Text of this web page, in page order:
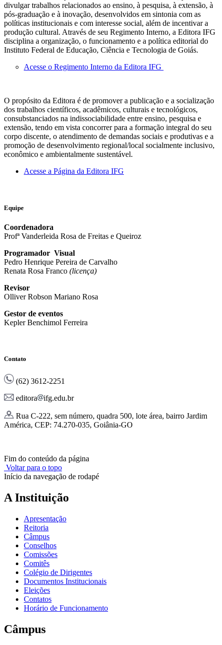
divulgar trabalhos relacionados ao ensino, à pesquisa, à extensão, à
pós-graduação e à inovação, desenvolvidos em sintonia com as
políticas institucionais e com interesse social, além de incentivar a
produção cultural. Através de seu Regimento Interno, a Editora IFG
disciplina a organização, o funcionamento e a política editorial do
Instituto Federal de Educação, Ciência e Tecnologia de Goiás.
Acesse o Regimento Interno da Editora IFG
O propósito da Editora é de promover a publicação e a socialização
dos trabalhos científicos, acadêmicos, culturais e tecnológicos,
consubstanciados na indissociabilidade entre ensino, pesquisa e
extensão, tendo em vista concorrer para a formação integral do seu
corpo discente, o atendimento de demandas sociais e produtivas e a
promoção de desenvolvimento regional/local socialmente inclusivo,
econômico e ambientalmente sustentável.
Acesse a Página da Editora IFG
Equipe
Coordenadora
Profª Vanderleida Rosa de Freitas e Queiroz
Programador Visual
Pedro Henrique Pereira de Carvalho
Renata Rosa Franco (licença)
Revisor
Olliver Robson Mariano Rosa
Gestor de eventos
Kepler Benchimol Ferreira
Contato
(62) 3612-2251
editora
ifg.edu.br
Rua C-222, sem número, quadra 500, lote área, bairro Jardim
América, CEP: 74.270-035, Goiânia-GO
Fim do conteúdo da página
Voltar para o topo
Início da navegação de rodapé
A Instituição
Apresentação
Reitoria
Câmpus
Conselhos
Comissões
Comitês
Colégio de Dirigentes
Documentos Institucionais
Eleições
Contatos
Horário de Funcionamento
Câmpus